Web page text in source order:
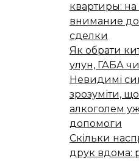
квартиры: на
внимание
сделки
Як обрати
улун, ГАБА
Невидимі
зрозуміти,
алкоголем
допомоги
Скільки
друк вдома: